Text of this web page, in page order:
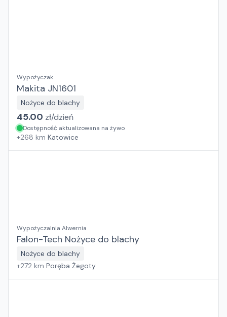
Wypożyczak
Makita JN1601
Nożyce do blachy
45.00 zł/dzień
Dostępność aktualizowana na żywo
+268 km Katowice
Wypożyczalnia Alwernia
Falon-Tech Nożyce do blachy
Nożyce do blachy
+272 km Poręba Żegoty